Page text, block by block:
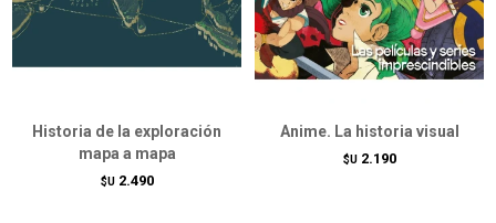
Historia de la exploración
mapa a mapa
$U 2.490
Anime. La historia visual
$U 2.190